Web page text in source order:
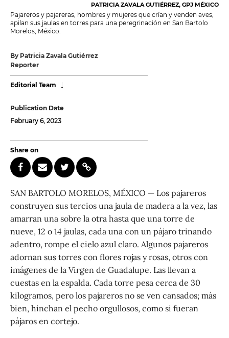
PATRICIA ZAVALA GUTIÉRREZ, GPJ MÉXICO
Pajareros y pajareras, hombres y mujeres que crían y venden aves,
apilan sus jaulas en torres para una peregrinación en San Bartolo
Morelos, México.
By Patricia Zavala Gutiérrez
Reporter
Editorial Team
Publication Date
February 6, 2023
Share on
SAN BARTOLO MORELOS, MÉXICO — Los pajareros
construyen sus tercios una jaula de madera a la vez, las
amarran una sobre la otra hasta que una torre de
nueve, 12 o 14 jaulas, cada una con un pájaro trinando
adentro, rompe el cielo azul claro. Algunos pajareros
adornan sus torres con flores rojas y rosas, otros con
imágenes de la Virgen de Guadalupe. Las llevan a
cuestas en la espalda. Cada torre pesa cerca de 30
kilogramos, pero los pajareros no se ven cansados; más
bien, hinchan el pecho orgullosos, como si fueran
pájaros en cortejo.